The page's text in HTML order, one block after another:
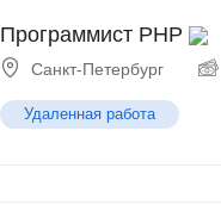
Программист PHP
Санкт-Петербург
Удаленная работа